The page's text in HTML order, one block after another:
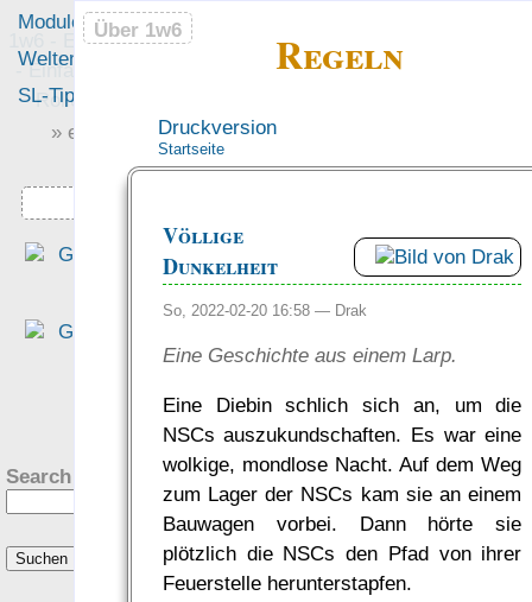
1w6 - Ein Würfel System
- Einfach saubere, freie
Rollenspiel-Regeln
Regeln
Druckversion
Startseite
Völlige
Dunkelheit
So, 2022-02-20 16:58 — Drak
Eine Geschichte aus einem Larp.
Eine Diebin schlich sich an, um die
NSCs auszukundschaften. Es war eine
wolkige, mondlose Nacht. Auf dem Weg
zum Lager der NSCs kam sie an einem
Bauwagen vorbei. Dann hörte sie
plötzlich die NSCs den Pfad von ihrer
Feuerstelle herunterstapfen.
Über 1w6
Module
Welten
SL-Tipps
» einfach saubere «
» Regeln «
Über 1w6
?
Search this site:
„Dass man alle
Werte benennt, macht
Ein­stieg wun­der­bar
— Tim Charzinski in
Rezension bei den
helden
was Leute sagen…